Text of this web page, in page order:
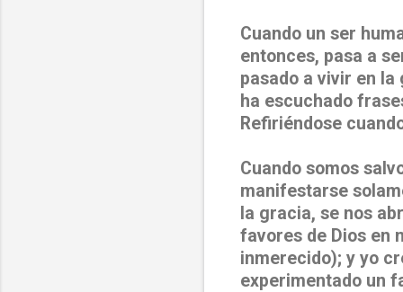
Cuando un ser
entonces, pasa a
pasado a vivir en la
ha escuchado
Refiriéndose
Cuando somos
manifestarse
la gracia, se nos
favores de Dios en
inmerecido); y yo
experimentado un